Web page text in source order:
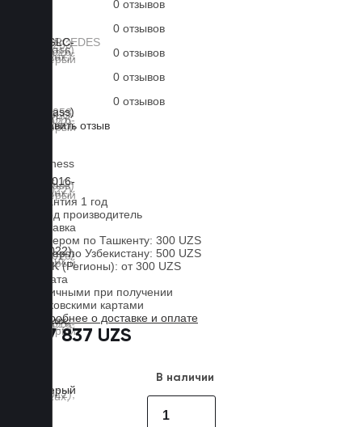
0 отзывов
0 отзывов
0 отзывов
0 отзывов
0 отзывов
Оставить отзыв
Business
Гарантия 1 год
Завод производитель
Доставка
Курьером по Ташкенту: 300 UZS
Курьер по Узбекистану: 500 UZS
CDEK (Регионы): от 300 UZS
Оплата
Наличными при получении
Банковскими картами
Подробнее о доставке и оплате
817 837 UZS
В наличии